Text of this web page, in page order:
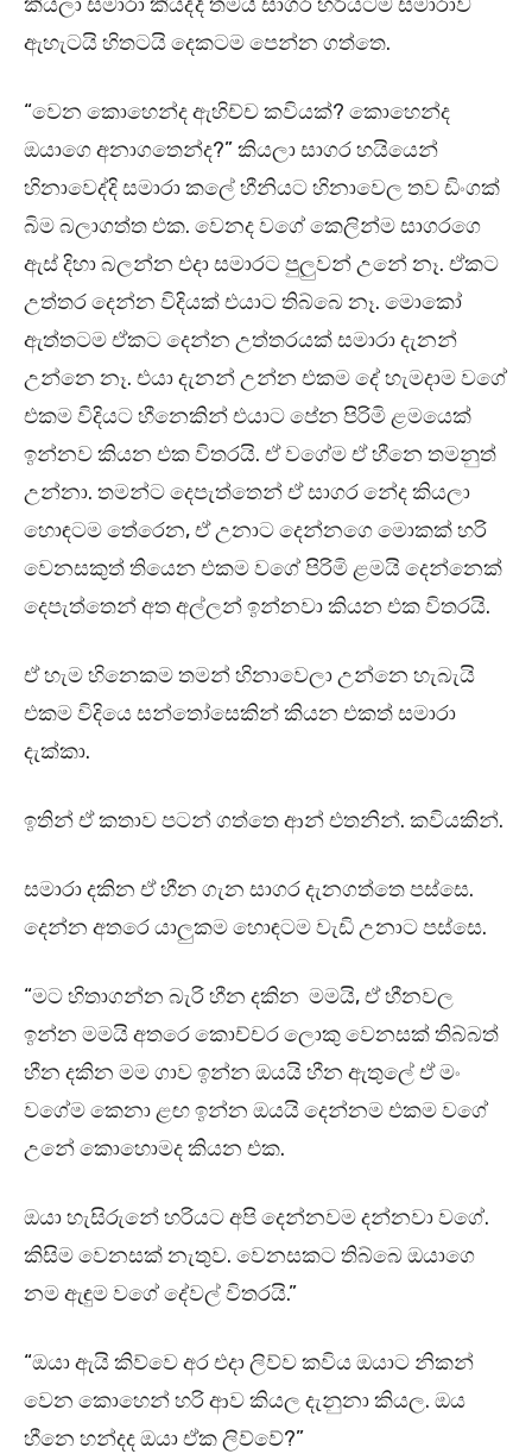
ඇහැටයි හිතටයි දෙකටම පෙන්න ගත්තෙ.
“වෙන කොහෙන්ද ඇහිච්ච කවියක්? කොහෙන්ද
ඔයාගෙ අනාගතෙන්ද?” කියලා සාගර හයියෙන්
හිනාවෙද්දි සමාරා කලේ හීනියට හිනාවෙල තව ඩිංගක්
බිම බලාගත්ත එක. වෙනද වගේ කෙලින්ම සාගරගෙ
ඇස් දිහා බලන්න එදා සමාරට පුලුවන් උනේ නෑ. ඒකට
උත්තර දෙන්න විදියක් එයාට තිබ්බෙ නෑ. මොකෝ
ඇත්තටම ඒකට දෙන්න උත්තරයක් සමාරා දැනන්
උන්නෙ නෑ. එයා දැනන් උන්න එකම දේ හැමදාම වගේ
එකම විදියට හීනෙකින් එයාට පේන පිරිමි ළමයෙක්
ඉන්නව කියන එක විතරයි. ඒ වගේම ඒ හීනෙ තමනුත්
උන්නා. තමන්ට දෙපැත්තෙන් ඒ සාගර නේද කියලා
හොඳටම තේරෙන, ඒ උනාට දෙන්නගෙ මොකක් හරි
වෙනසකුත් තියෙන එකම වගේ පිරිමි ළමයි දෙන්නෙක්
දෙපැත්තෙන් අත අල්ලන් ඉන්නවා කියන එක විතරයි.
ඒ හැම හිනෙකම තමන් හිනාවෙලා උන්නෙ හැබැයි
එකම විදියෙ සන්තෝසෙකින් කියන එකත් සමාරා
දැක්කා.
ඉතින් ඒ කතාව පටන් ගත්තෙ ආන් එතනින්. කවියකින්.
සමාරා දකින ඒ හීන ගැන සාගර දැනගත්තෙ පස්සෙ.
දෙන්න අතරෙ යාලුකම හොඳටම වැඩි උනාට පස්සෙ.
“මට හිතාගන්න බැරි හීන දකින මමයි, ඒ හීනවල
ඉන්න මමයි අතරෙ කොච්චර ලොකු වෙනසක් තිබ්බත්
හීන දකින මම ගාව ඉන්න ඔයයි හීන ඇතුලේ ඒ මං
වගේම කෙනා ළඟ ඉන්න ඔයයි දෙන්නම එකම වගේ
උනේ කොහොමද කියන එක.
ඔයා හැසිරුනේ හරියට අපි දෙන්නවම දන්නවා වගේ.
කිසිම වෙනසක් නැතුව. වෙනසකට තිබ්බෙ ඔයාගෙ
නම ඇඳුම වගේ දේවල් විතරයි.”
“ඔයා ඇයි කිව්වෙ අර එදා ලිව්ව කවිය ඔයාට නිකන්
වෙන කොහෙන් හරි ආව කියල දැනුනා කියල. ඔය
හීනෙ හන්දද ඔයා ඒක ලිව්වේ?”